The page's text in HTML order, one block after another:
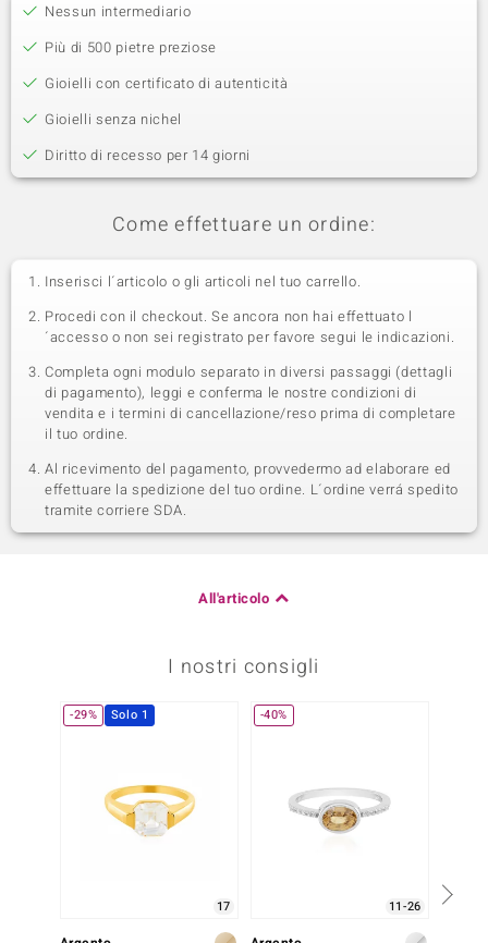
Nessun intermediario
Più di 500 pietre preziose
Gioielli con certificato di autenticità
Gioielli senza nichel
Diritto di recesso per 14 giorni
Come effettuare un ordine:
Inserisci l´articolo o gli articoli nel tuo carrello.
Procedi con il checkout. Se ancora non hai effettuato l
´accesso o non sei registrato per favore segui le indicazioni.
Completa ogni modulo separato in diversi passaggi (dettagli
di pagamento), leggi e conferma le nostre condizioni di
vendita e i termini di cancellazione/reso prima di completare
il tuo ordine.
Al ricevimento del pagamento, provvedermo ad elaborare ed
effettuare la spedizione del tuo ordine. L´ordine verrá spedito
tramite corriere SDA.
All'articolo
I nostri consigli
-29% Solo 1
17
-40%
11-26